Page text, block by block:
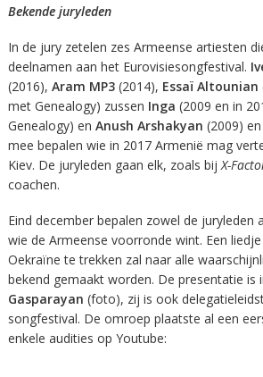
Bekende juryleden
In de jury zetelen zes Armeense artiesten
deelnamen aan het Eurovisiesongfestival.
(2016), Aram MP3(2014), Essaï Altounian
met Genealogy) zussen Inga (2009 en in
Genealogy) en Anush Arshakyan (2009) en
mee bepalen wie in 2017 Armenië mag
Kiev. De juryleden gaan elk, zoals bijX-
coachen.
Eind december bepalen zowel de juryleden
wie de Armeense voorronde wint. Een
Oekraïne te trekken zal naar alle
bekend gemaakt worden. De presentatie is
Gasparayan (foto), zij is ook
songfestival. De omroep plaatste al een
enkele audities op Youtube: